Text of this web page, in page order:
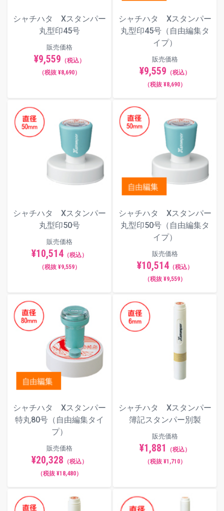
シャチハタ Xスタンパー
丸型印45号
販売価格
¥9,559 （税込）
（税抜 ¥8,690）
シャチハタ Xスタンパー
丸型印45号（自由編集タ
イプ）
販売価格
¥9,559 （税込）
（税抜 ¥8,690）
シャチハタ Xスタンパー
丸型印50号
販売価格
¥10,514（税込）
（税抜 ¥9,559）
シャチハタ Xスタンパー
丸型印50号（自由編集タ
イプ）
販売価格
¥10,514（税込）
（税抜 ¥9,559）
シャチハタ Xスタンパー
特丸80号（自由編集タイ
プ）
販売価格
¥20,328 （税込）
（税抜 ¥18,480）
シャチハタ Xスタンパー
簿記スタンパー別製
販売価格
¥1,881
（税込）
（税抜 ¥1,710）